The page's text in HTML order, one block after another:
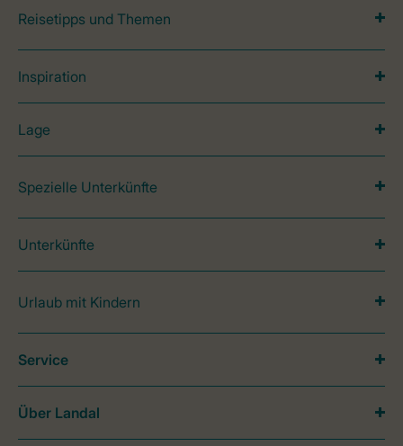
Reisetipps und Themen
Inspiration
Lage
Spezielle Unterkünfte
Unterkünfte
Urlaub mit Kindern
Service
Über Landal